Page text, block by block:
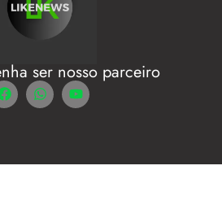
ser nosso parceiro